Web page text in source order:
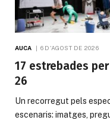
AUCA 6 D'AGOST DE 2026
17 estrebades
26
Un recorregut pels
escenaris: imatges,